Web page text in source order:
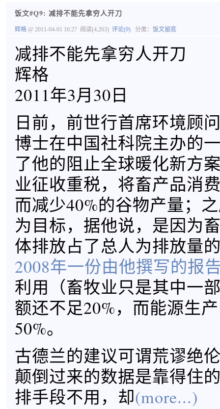
饭文#Q9: 减排不能先拿穷人开刀
辉格 @ 2011-04-01 16:27 阅读(4,263) 评论(9) 分类： 饭文留底
减排不能先拿穷人开刀
辉格
2011年3月30日
日前，前世行首席环境顾
博士在中国社科院主办的
了他的阻止全球暖化新方
业征收重税，将畜产品消
而减少40%的谷物产量；
为目标，据他说，是因为
体排放占了总人为排放量
2008年一份由他撰写的报
利用（畜牧业只是其中一
额还不足20%，而能源生
50%。
古德兰的建议可谓荒谬绝
颠倒过来的数据是靠得住
排手段不用，却(more...)